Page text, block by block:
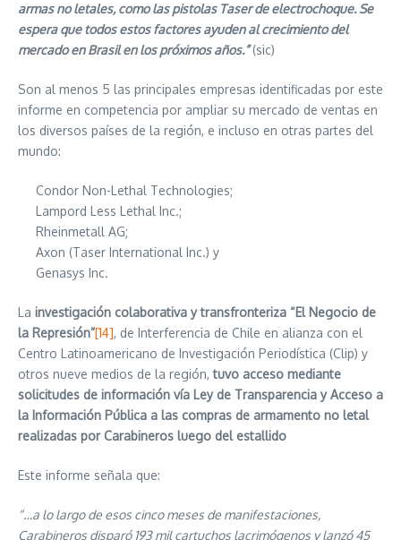
armas no letales, como las pistolas Taser de electrochoque. Se
espera que todos estos factores ayuden al crecimiento del
mercado en Brasil en los próximos años.”(sic)
Son al menos 5 las principales empresas identificadas por este
informe en competencia por ampliar su mercado de ventas en
los diversos países de la región, e incluso en otras partes del
mundo:
Condor Non-Lethal Technologies;
Lampord Less Lethal Inc.;
Rheinmetall AG;
Axon (Taser International Inc.) y
Genasys Inc.
La investigación colaborativa y transfronteriza “El Negocio de
la Represión”[14], de Interferencia de Chile en alianza con el
Centro Latinoamericano de Investigación Periodística (Clip) y
otros nueve medios de la región,tuvo acceso mediante
solicitudes de información vía Ley de Transparencia y Acceso a
la Información Pública a las compras de armamento no letal
realizadas por Carabineros luego del estallido
Este informe señala que:
“…a lo largo de esos cinco meses de manifestaciones,
Carabineros disparó 193 mil cartuchos lacrimógenos y lanzó 45